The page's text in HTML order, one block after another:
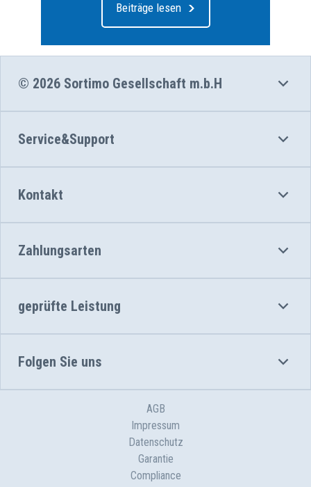
Beiträge lesen
© 2026 Sortimo Gesellschaft m.b.H
Service&Support
Kontakt
Zahlungsarten
geprüfte Leistung
Folgen Sie uns
AGB
Impressum
Datenschutz
Garantie
Compliance